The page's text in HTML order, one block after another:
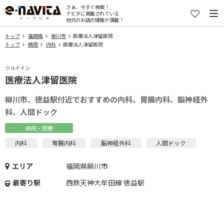
さぁ、今すぐ検索！
ナビタに掲載されている
地元のお店の情報が満載！
トップ 福岡県 柳川市
医療法人津留医院
トップ
病院 内科 医療法人津留医院
ツルイイン
医療法人津留医院
柳川市、徳益駅付近でおすすめの内科、胃腸内科、脳神経外
科、人間ドック
病院・医療
内科 胃腸内科 脳神経外科 人間ドック
エリア
福岡県柳川市
最寄り駅
西鉄天神大牟田線 徳益駅